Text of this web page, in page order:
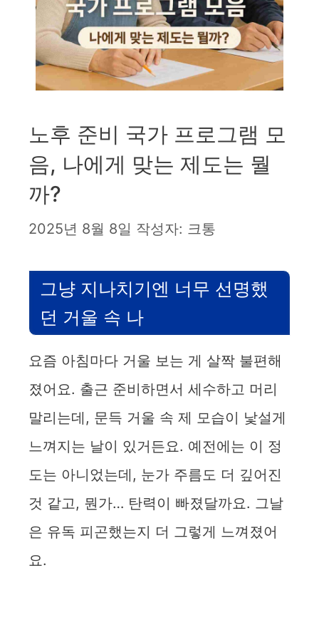
노후 준비 국가 프로그램 모
음, 나에게 맞는 제도는 뭘
까?
2025년 8월 8일 작성자: 크통
그냥 지나치기엔 너무 선명했
던 거울 속 나
요즘 아침마다 거울 보는 게 살짝 불편해
졌어요. 출근 준비하면서 세수하고 머리
말리는데, 문득 거울 속 제 모습이 낯설게
느껴지는 날이 있거든요. 예전에는 이 정
도는 아니었는데, 눈가 주름도 더 깊어진
것 같고, 뭔가… 탄력이 빠졌달까요. 그날
은 유독 피곤했는지 더 그렇게 느껴졌어
요.